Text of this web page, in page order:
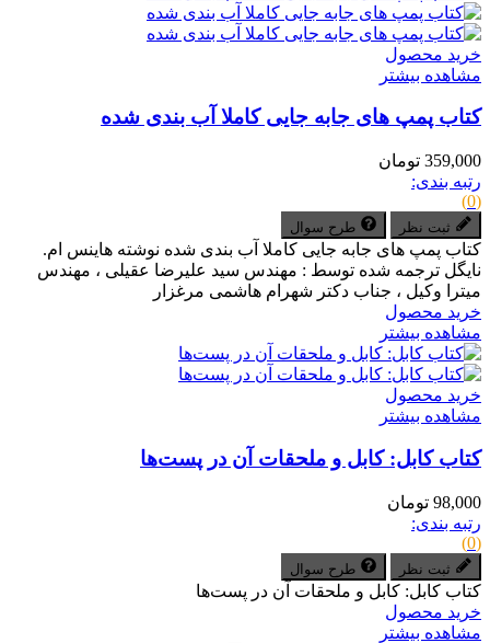
خرید محصول
مشاهده بیشتر
کتاب پمپ های جابه جایی کاملا آب بندی شده
359,000 تومان
رتبه بندی:
(0)
ثبت نظر طرح سوال
کتاب پمپ های جابه جایی کاملا آب بندی شده نوشته هاینس ام.
نایگل ترجمه شده توسط : مهندس سید علیرضا عقیلی ، مهندس
میترا وکیل ، جناب دکتر شهرام هاشمی مرغزار
خرید محصول
مشاهده بیشتر
خرید محصول
مشاهده بیشتر
کتاب کابل: کابل و ملحقات آن در پست‌ها
98,000 تومان
رتبه بندی:
(0)
ثبت نظر طرح سوال
کتاب کابل: کابل و ملحقات آن در پست‌ها
خرید محصول
مشاهده بیشتر